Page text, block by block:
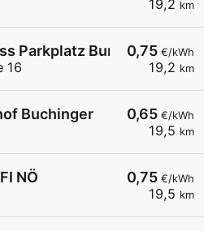
19,2 km
0,75 €/kWh
19,2 km
Parkplatz Bundesstr.
16
0,65 €/kWh
19,5 km
Buchinger
0,75 €/kWh
19,5 km
NÖ